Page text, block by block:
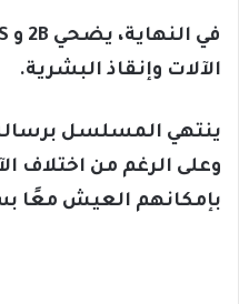
الآلات وإنقاذ البشرية.
ينتهي المسلسل
وعلى الرغم من اختلاف
بإمكانهم العيش معًا